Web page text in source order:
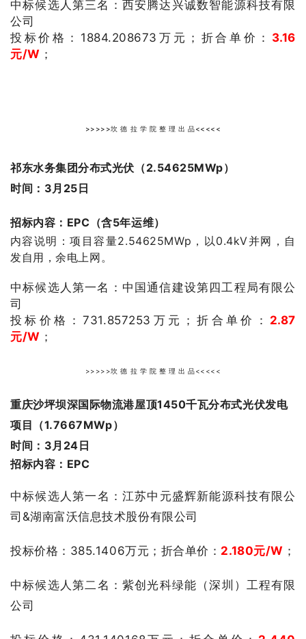
中标候选人第三名：西安腾达兴诚数智能源科技有限
公司
投标价格：1884.208673 万元； 折合单价： 3.16
元/W ；
>>>>>坎 德 拉 学 院 整 理 出 品<<<<<
祁东水务集团分布式光伏（2.54625MWp）
时间：3月25日
招标内容：EPC（含5年运维）
内容说明：项目容量2.54625MWp，以0.4kV并网，自
发自用，余电上网。
中标候选人第一名：中国通信建设第四工程局有限公
司
投标价格：731.857253 万元； 折合单价： 2.87
元/W ；
>>>>>坎 德 拉 学 院 整 理 出 品<<<<<
重庆沙坪坝深国际物流港屋顶1450千瓦分布式光伏发电
项目（1.7667MWp）
时间：3月24日
招标内容：EPC
中标候选人第一名： 江苏中元盛辉新能源科技有限公
司&湖南富沃信息技术股份有限公司
投标价格： 385.1406万元； 折合单价： 2.180元/W ；
中标候选人第二名： 紫创光科绿能（深圳）工程有限
公司